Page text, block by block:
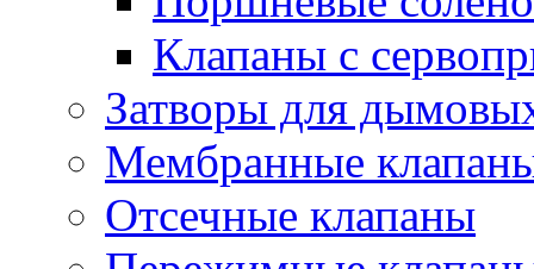
Клапаны с
Затворы для
Мембранные
Отсечные клапаны